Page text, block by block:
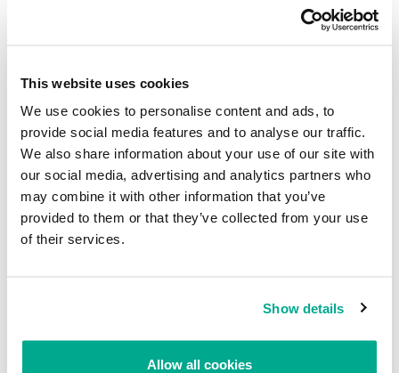
This website uses cookies
We use cookies to personalise content and ads, to
provide social media features and to analyse our traffic.
We also share information about your use of our site with
our social media, advertising and analytics partners who
may combine it with other information that you’ve
provided to them or that they’ve collected from your use
of their services.
Show details
Allow all cookies
I’m not a number, I’m a free manfromvicenteDiaz_KL
VB2012 – Día 2
campos obligatorios están marcados con*